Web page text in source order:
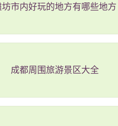
坊市内好玩的地方有哪些地方
成都周围旅游景区大全